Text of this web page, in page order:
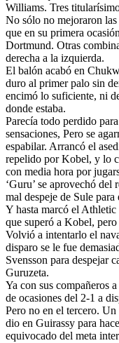
Williams. Tres
No sólo no mejoraron
que en su primera
Dortmund. Otras
derecha a la izquierda.
El balón acabó en
duro al primer palo sin
encimó lo suficiente, ni
donde estaba.
Parecía todo perdido
sensaciones, Pero se
espabilar. Arrancó el
repelido por Kobel, y lo
con media hora por
‘Guru’ se aprovechó del
mal despeje de Sule
Y hasta marcó el Athletic
que superó a Kobel,
Volvió a intentarlo el
disparo se le fue
Svensson para despejar
Guruzeta.
Ya con sus compañeros
de ocasiones del 2-1 a
Pero no en el tercero.
dio en Guirassy para
equivocado del meta